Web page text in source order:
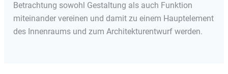
Betrachtung sowohl Gestaltung als auch Funktion
miteinander vereinen und damit zu einem Hauptelement
des Innenraums und zum Architekturentwurf werden.